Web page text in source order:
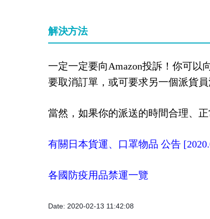
解決方法
一定一定要向Amazon投訴！你可以
要取消訂單，或可要求另一個派貨員
當然，如果你的派送的時間合理、
有關日本貨運、口罩物品 公告
各國防疫用品禁運一覽
Date: 2020-02-13 11:42:08